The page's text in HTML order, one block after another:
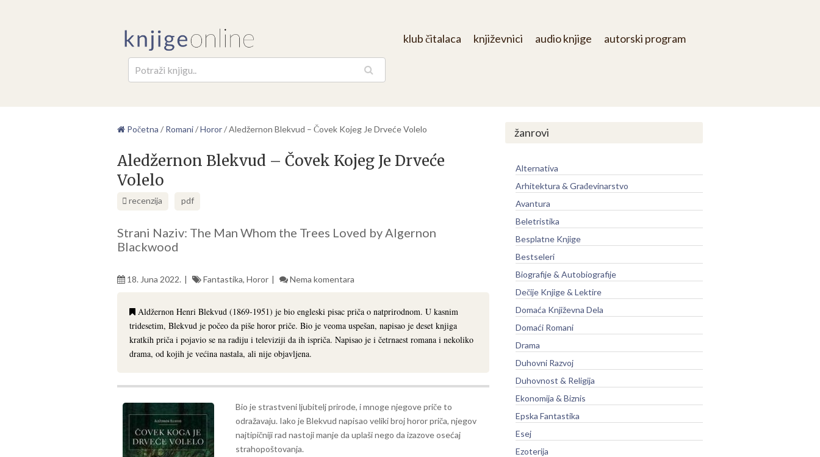
klub čitalaca književnici audio knjige autorski program
Početna / Romani/Horor/Aledžernon Blekvud – Čovek Kojeg Je Drveće Volelo
Aledžernon Blekvud – Čovek Kojeg Je Drveće
Volelo
recenzija pdf
Strani Naziv: The Man Whom the Trees Loved by Algernon
Blackwood
18. Juna 2022. Fantastika, Horor Nema komentara
Aldžernon Henri Blekvud (1869-1951) je bio engleski pisac priča o natprirodnom. U kasnim
tridesetim, Blekvud je počeo da piše horor priče. Bio je veoma uspešan, napisao je deset knjiga
kratkih priča i pojavio se na radiju i televiziji da ih ispriča. Napisao je i četrnaest romana i nekoliko
drama, od kojih je većina nastala, ali nije objavljena.
Bio je strastveni ljubitelj prirode, i mnoge njegove priče to
odražavaju. Iako je Blekvud napisao veliki broj horor priča, njegov
najtipičniji rad nastoji manje da uplaši nego da izazove osećaj
strahopoštovanja.
žanrovi
Alternativa
Arhitektura & Građevinarstvo
Avantura
Beletristika
Besplatne Knjige
Bestseleri
Biografije & Autobiografije
Dečije Knjige & Lektire
Domaća Književna Dela
Domaći Romani
Drama
Duhovni Razvoj
Duhovnost & Religija
Ekonomija & Biznis
Epska Fantastika
Esej
Ezoterija